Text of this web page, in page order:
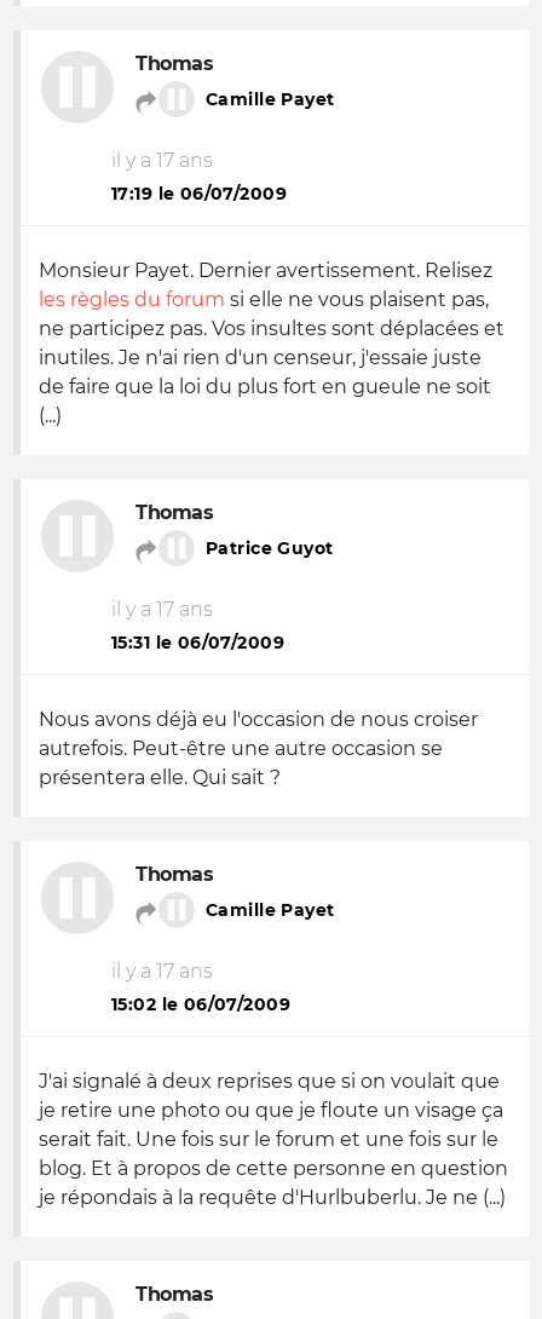
Thomas
Camille Payet
il y a 17 ans
17:19 le 06/07/2009
Monsieur Payet. Dernier avertissement. Relisez
les règles du forum si elle ne vous plaisent pas,
ne participez pas. Vos insultes sont déplacées et
inutiles. Je n'ai rien d'un censeur, j'essaie juste
de faire que la loi du plus fort en gueule ne soit
(...)
Thomas
Patrice Guyot
il y a 17 ans
15:31 le 06/07/2009
Nous avons déjà eu l'occasion de nous croiser
autrefois. Peut-être une autre occasion se
présentera elle. Qui sait ?
Thomas
Camille Payet
il y a 17 ans
15:02 le 06/07/2009
J'ai signalé à deux reprises que si on voulait que
je retire une photo ou que je floute un visage ça
serait fait. Une fois sur le forum et une fois sur le
blog. Et à propos de cette personne en question
je répondais à la requête d'Hurlbuberlu. Je ne (...)
Thomas